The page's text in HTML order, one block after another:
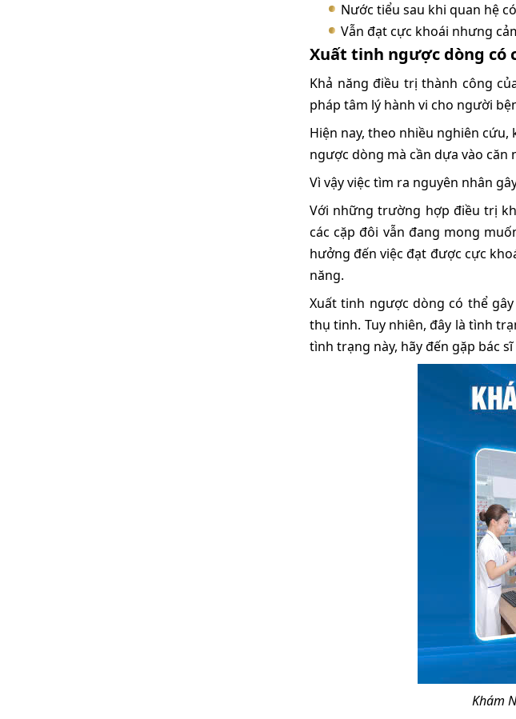
Nước tiểu sau khi quan hệ
Vẫn đạt cực khoái nhưng
Xuất tinh ngược dòng có
Khả năng điều trị thành công
pháp tâm lý hành vi cho người
Hiện nay, theo nhiều nghiên
ngược dòng mà cần dựa vào căn
Vì vậy việc tìm ra nguyên nhân
Với những trường hợp điều trị
các cặp đôi vẫn đang mong
hưởng đến việc đạt được cực
năng.
Xuất tinh ngược dòng có thể
thụ tinh. Tuy nhiên, đây là tình
tình trạng này, hãy đến gặp bác
Khám